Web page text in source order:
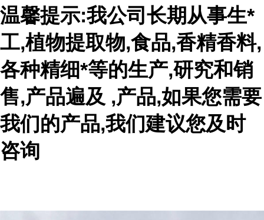
温馨提示:我公司长期从事生*
工,植物提取物,食品,香精香料,
各种精细*等的生产,研究和销
售,产品遍及 ,产品,如果您需要
我们的产品,我们建议您及时
咨询